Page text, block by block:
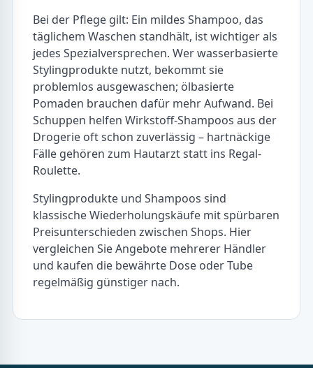
Bei der Pflege gilt: Ein mildes Shampoo, das
täglichem Waschen standhält, ist wichtiger als
jedes Spezialversprechen. Wer wasserbasierte
Stylingprodukte nutzt, bekommt sie
problemlos ausgewaschen; ölbasierte
Pomaden brauchen dafür mehr Aufwand. Bei
Schuppen helfen Wirkstoff-Shampoos aus der
Drogerie oft schon zuverlässig – hartnäckige
Fälle gehören zum Hautarzt statt ins Regal-
Roulette.
Stylingprodukte und Shampoos sind
klassische Wiederholungskäufe mit spürbaren
Preisunterschieden zwischen Shops. Hier
vergleichen Sie Angebote mehrerer Händler
und kaufen die bewährte Dose oder Tube
regelmäßig günstiger nach.